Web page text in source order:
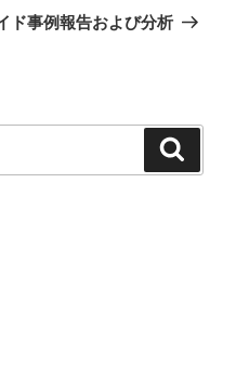
ド事例報告および分析